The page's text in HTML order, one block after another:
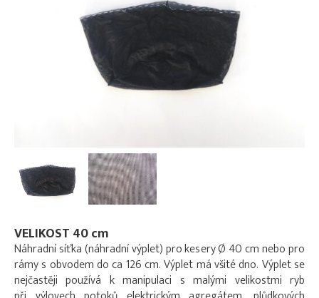
VELIKOST 40 cm
Náhradní síťka (náhradní výplet) pro kesery Ø 40 cm nebo pro
rámy s obvodem do ca 126 cm. Výplet má všité dno. Výplet se
nejčastěji používá k manipulaci s malými velikostmi ryb